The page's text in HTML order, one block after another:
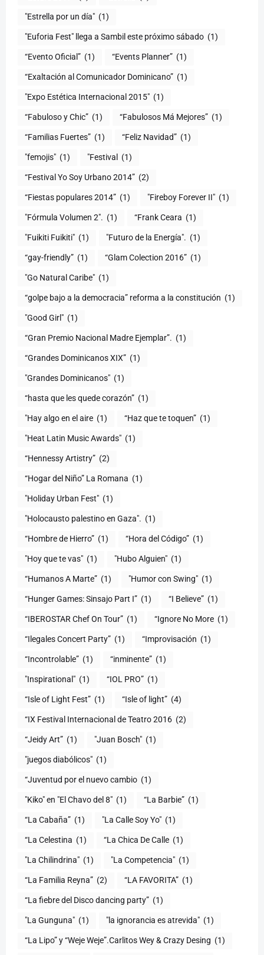
"Estrella por un día" (1)
"Euforia Fest" llega a Sambil este próximo sábado (1)
“Evento Oficial” (1) “Events Planner” (1)
“Exaltación al Comunicador Dominicano” (1)
"Expo Estética Internacional 2015" (1)
“Fabuloso y Chic” (1) “Fabulosos Má Mejores” (1)
“Familias Fuertes” (1) “Feliz Navidad” (1)
"femojis" (1) "Festival (1)
“Festival Yo Soy Urbano 2014” (2)
“Fiestas populares 2014” (1) "Fireboy Forever II" (1)
"Fórmula Volumen 2". (1) “Frank Ceara (1)
"Fuikiti Fuikiti" (1) "Futuro de la Energía". (1)
“gay-friendly” (1) “Glam Colection 2016” (1)
"Go Natural Caribe" (1)
“golpe bajo a la democracia” reforma a la constitución (1)
"Good Girl" (1)
“Gran Premio Nacional Madre Ejemplar”. (1)
“Grandes Dominicanos XIX” (1)
"Grandes Dominicanos" (1)
(1)
"Hay algo en el aire (1) “Haz que te toquen” (1)
"Heat Latin Music Awards" (1)
“Hennessy Artistry” (2)
“Hogar del Niño” La Romana (1)
(1)
"Holocausto palestino en Gaza". (1)
“Hombre de Hierro” (1) (1)
"Hoy que te vas" (1) "Hubo Alguien" (1)
“Humanos A Marte” (1) "Humor con Swing" (1)
(1) “I Believe” (1)
“IBEROSTAR Chef On Tour” (1) “Ignore No More (1)
“Ilegales Concert Party” (1) “Improvisación (1)
“Incontrolable” (1) “inminente” (1)
"Inspirational" (1) “IOL PRO” (1)
“Isle of Light Fest” (1) “Isle of light” (4)
“IX Festival Internacional de Teatro 2016 (2)
“Jeidy Art” (1) "Juan Bosch" (1)
"juegos diabólicos" (1)
“Juventud por el nuevo cambio (1)
"Kiko" en "El Chavo del 8" (1) “La Barbie” (1)
“La Cabaña” (1) "La Calle Soy Yo" (1)
“La Celestina (1) “La Chica De Calle (1)
"La Chilindrina" (1) "La Competencia" (1)
“La Familia Reyna” (2) “LA FAVORITA” (1)
“La fiebre del Disco dancing party” (1)
(1) "la ignorancia es atrevida" (1)
“La Lipo” y “Weje Weje”.Carlitos Wey & Crazy Desing (1)